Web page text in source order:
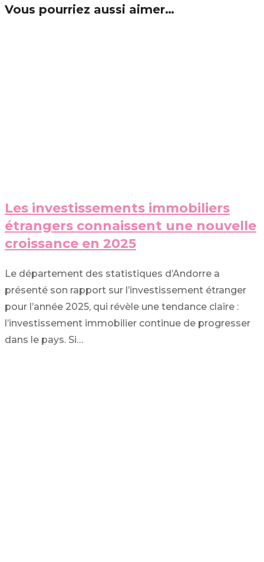
Vous pourriez aussi aimer…
Les investissements immobiliers
étrangers connaissent une nouvelle
croissance en 2025
Le département des statistiques d’Andorre a
présenté son rapport sur l’investissement étranger
pour l’année 2025, qui révèle une tendance claire :
l’investissement immobilier continue de progresser
dans le pays. Si…